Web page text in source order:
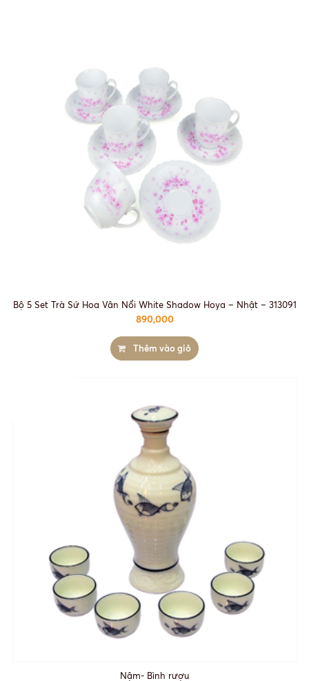
Bộ 5 Set Trà Sứ Hoa Vân Nổi White Shadow Hoya – Nhật – 313091
890,000
Thêm vào giỏ
Nậm- Bình rượu